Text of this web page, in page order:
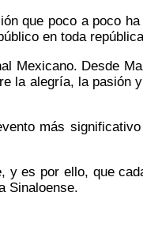
que poco a poco
en toda
Mexicano. Desde
la alegría, la
más
y es por ello, que
Sinaloense.